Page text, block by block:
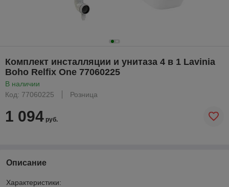
Комплект инсталляции и унитаза 4 в 1 Lavinia
Boho Relfix One 77060225
В наличии
Код: 77060225
Розница
1 094 руб.
Описание
Характеристики: